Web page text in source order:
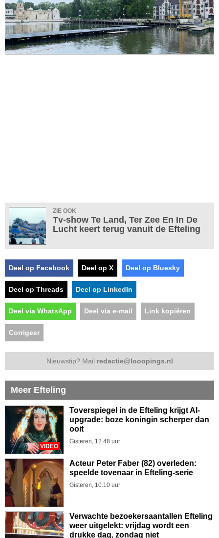
ZIE OOK
Tv-show Te Land, Ter Zee En In De
Lucht keert terug vanuit de Efteling
Deel op Facebook Deel op X Deel op Bluesky
Deel op Threads Deel op LinkedIn
Deel via WhatsApp Deel via e-mail Link kopiëren
Corrigeer
Nieuwstip? Mail redactie@looopings.nl
Meer Efteling
VIDEO
Toverspiegel in de Efteling krijgt AI-
upgrade: boze koningin scherper dan
ooit
Gisteren, 12.48 uur
Acteur Peter Faber (82) overleden:
speelde tovenaar in Efteling-serie
Gisteren, 10.10 uur
Verwachte bezoekersaantallen Efteling
weer uitgelekt: vrijdag wordt een
drukke dag, zondag niet